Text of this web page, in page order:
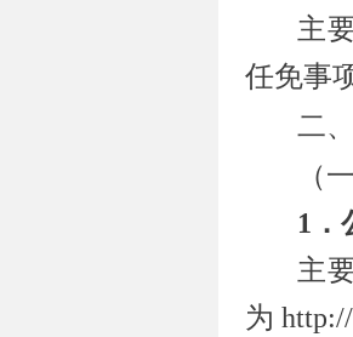
主
任免事
二
（
1 ．
主
为